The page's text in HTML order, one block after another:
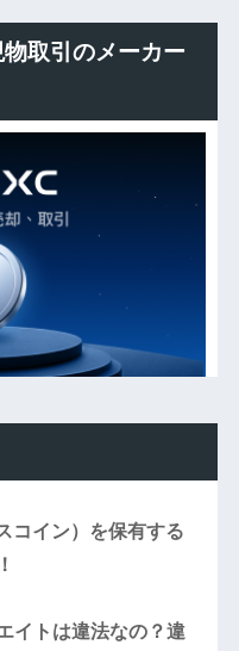
物取引のメーカー
コイン）を保有する
イトは違法なの？違